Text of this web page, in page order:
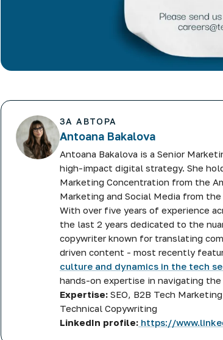
ЗА АВТОРА
Antoana Bakalova
Antoana Bakalova is a Senior
high-impact digital strategy. She
Marketing Concentration from the
Marketing and Social Media from
With over five years of experience
the last 2 years dedicated to the
copywriter known for translating
driven content - most recently
culture and dynamics in the tech
hands-on expertise in navigating
Expertise: SEO, B2B Tech
Technical Copywriting
LinkedIn profile: https://